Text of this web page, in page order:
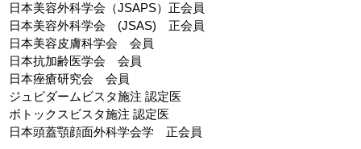
日本美容外科学会（JSAPS）正会員
日本美容外科学会 (JSAS) 正会員
日本美容皮膚科学会 会員
日本抗加齢医学会 会員
日本痤瘡研究会 会員
ジュビダームビスタ施注 認定医
ボトックスビスタ施注 認定医
日本頭蓋顎顔面外科学会学 正会員